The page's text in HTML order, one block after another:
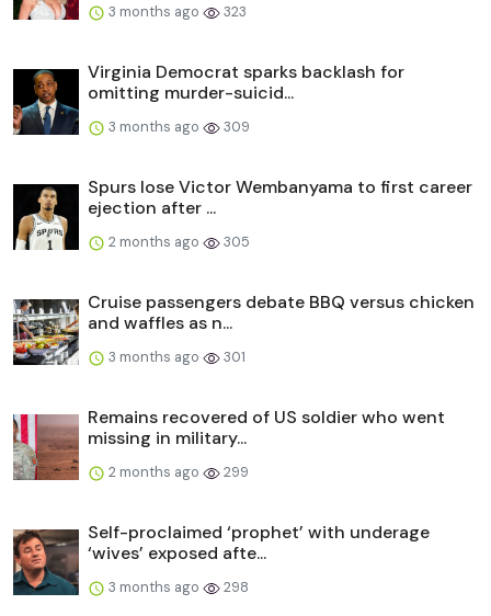
3 months ago 323
Virginia Democrat sparks backlash for
omitting murder-suicid...
3 months ago 309
Spurs lose Victor Wembanyama to first career
ejection after ...
2 months ago 305
Cruise passengers debate BBQ versus chicken
and waffles as n...
3 months ago 301
Remains recovered of US soldier who went
missing in military...
2 months ago 299
Self-proclaimed ‘prophet’ with underage
‘wives’ exposed afte...
3 months ago 298